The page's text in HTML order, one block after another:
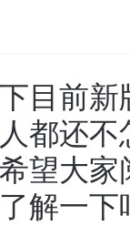
目前
都还
望大
解一下